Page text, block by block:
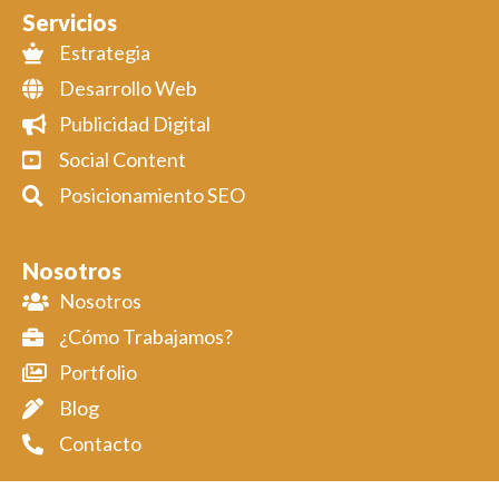
Servicios
Estrategia
Desarrollo Web
Publicidad Digital
Social Content
Posicionamiento SEO
Nosotros
Nosotros
¿Cómo Trabajamos?
Portfolio
Blog
Contacto